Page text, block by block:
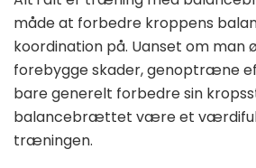
måde at forbedre kroppens
koordination på. Uanset om man
forebygge skader, genoptræne
bare generelt forbedre sin
balancebrættet være et
træningen.